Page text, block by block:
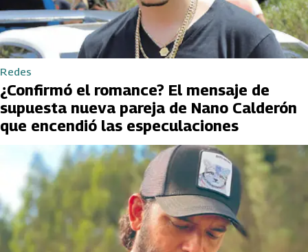
Redes
¿Confirmó el romance? El mensaje de
supuesta nueva pareja de Nano Calderón
que encendió las especulaciones